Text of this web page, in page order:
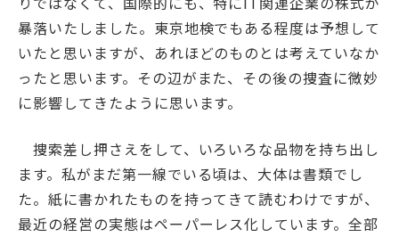
暴落いたしました。東京地検でもある程度は予想して
いたと思いますが、あれほどのものとは考えていなか
ったと思います。その辺がまた、その後の捜査に微妙
に影響してきたように思います。
捜索差し押さえをして、いろいろな品物を持ち出し
ます。私がまだ第一線でいる頃は、大体は書類でし
た。紙に書かれたものを持ってきて読むわけですが、
最近の経営の実態はペーパーレス化しています。全部